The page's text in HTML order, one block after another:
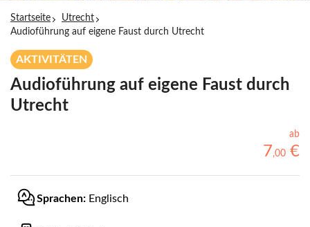
Startseite
Utrecht
Audioführung auf eigene Faust durch Utrecht
AKTIVITÄTEN
Audioführung auf eigene Faust durch
Utrecht
ab
7,00 €
Sprachen: Englisch